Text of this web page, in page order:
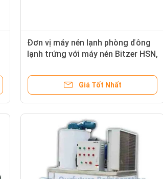
Đơn vị máy nén lạnh phòng đông
lạnh trứng với máy nén Bitzer HSN,
Giá Tốt Nhất